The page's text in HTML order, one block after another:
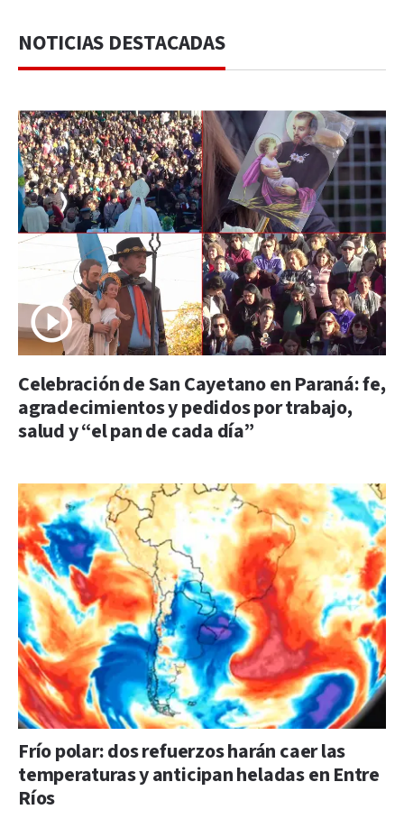
NOTICIAS DESTACADAS
Celebración de San Cayetano en Paraná: fe,
agradecimientos y pedidos por trabajo,
salud y “el pan de cada día”
Frío polar: dos refuerzos harán caer las
temperaturas y anticipan heladas en Entre
Ríos